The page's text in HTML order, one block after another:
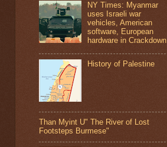
NY Times: Myanmar
uses Israeli war
vehicles, American
software, European
hardware in Crackdown
History of Palestine
Than Myint U" The River of Lost
Footsteps Burmese"